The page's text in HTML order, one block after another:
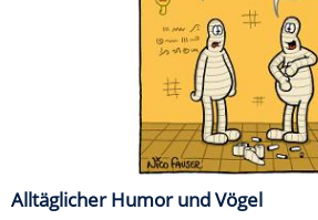
Alltäglicher Humor und Vögel